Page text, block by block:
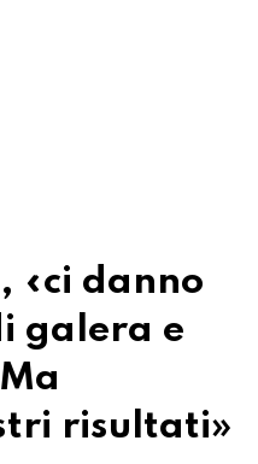
«ci danno
galera e
risultati»